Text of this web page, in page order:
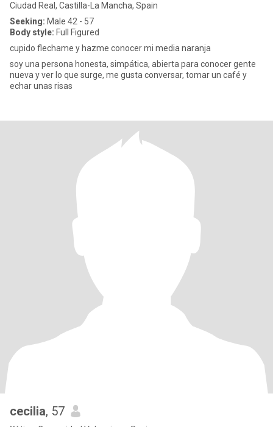
Ciudad Real, Castilla-La Mancha, Spain
Seeking: Male 42 - 57
Body style: Full Figured
cupido flechame y hazme conocer mi media naranja
soy una persona honesta, simpática, abierta para conocer gente
nueva y ver lo que surge, me gusta conversar, tomar un café y
echar unas risas
cecilia, 57